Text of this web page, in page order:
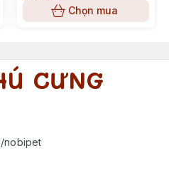
Chọn mua
CƯNG
nobipet